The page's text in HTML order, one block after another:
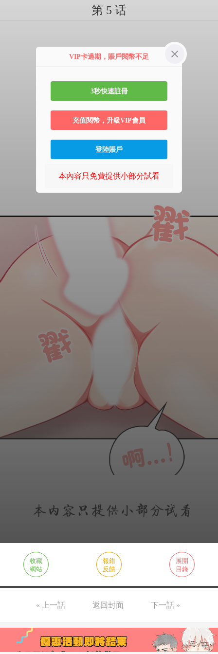
第 5 话
收藏
網站
報錯
反饋
展開
目錄
« 上一話 返回封面 下一話 »
VIP卡過期，賬戶閱幣不足
3秒快速註冊
充值閱幣，升級VIP會員
登陸賬戶
本內容只免費提供小部分試看